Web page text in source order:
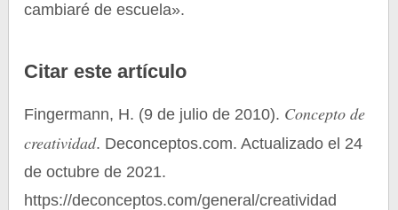
cambiaré de escuela».
Citar este artículo
Fingermann, H. (9 de julio de 2010). Concepto de
creatividad. Deconceptos.com. Actualizado el 24
de octubre de 2021.
https://deconceptos.com/general/creatividad